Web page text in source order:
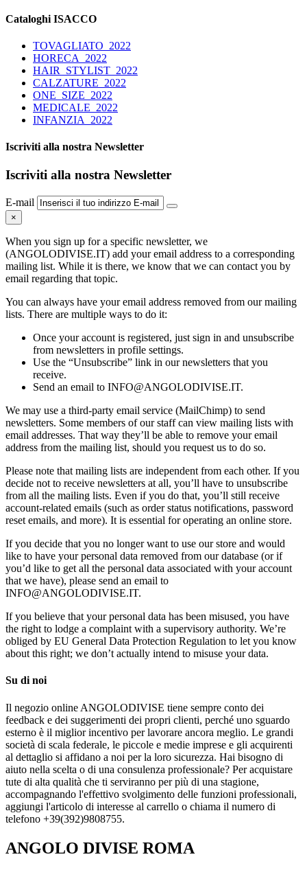
Cataloghi ISACCO
TOVAGLIATO_2022
HORECA_2022
HAIR_STYLIST_2022
CALZATURE_2022
ONE_SIZE_2022
MEDICALE_2022
INFANZIA_2022
Iscriviti alla nostra Newsletter
Iscriviti alla nostra Newsletter
E-mail
×
When you sign up for a specific newsletter, we
(ANGOLODIVISE.IT) add your email address to a corresponding
mailing list. While it is there, we know that we can contact you by
email regarding that topic.
You can always have your email address removed from our mailing
lists. There are multiple ways to do it:
Once your account is registered, just sign in and unsubscribe
from newsletters in profile settings.
Use the “Unsubscribe” link in our newsletters that you
receive.
Send an email to INFO@ANGOLODIVISE.IT.
We may use a third-party email service (MailChimp) to send
newsletters. Some members of our staff can view mailing lists with
email addresses. That way they’ll be able to remove your email
address from the mailing list, should you request us to do so.
Please note that mailing lists are independent from each other. If you
decide not to receive newsletters at all, you’ll have to unsubscribe
from all the mailing lists. Even if you do that, you’ll still receive
account-related emails (such as order status notifications, password
reset emails, and more). It is essential for operating an online store.
If you decide that you no longer want to use our store and would
like to have your personal data removed from our database (or if
you’d like to get all the personal data associated with your account
that we have), please send an email to
INFO@ANGOLODIVISE.IT.
If you believe that your personal data has been misused, you have
the right to lodge a complaint with a supervisory authority. We’re
obliged by EU General Data Protection Regulation to let you know
about this right; we don’t actually intend to misuse your data.
Su di noi
Il negozio online ANGOLODIVISE tiene sempre conto dei
feedback e dei suggerimenti dei propri clienti, perché uno sguardo
esterno è il miglior incentivo per lavorare ancora meglio. Le grandi
società di scala federale, le piccole e medie imprese e gli acquirenti
al dettaglio si affidano a noi per la loro sicurezza. Hai bisogno di
aiuto nella scelta o di una consulenza professionale? Per acquistare
tute di alta qualità che ti serviranno per più di una stagione,
accompagnando l'effettivo svolgimento delle funzioni professionali,
aggiungi l'articolo di interesse al carrello o chiama il numero di
telefono +39(392)9808755.
ANGOLO DIVISE ROMA